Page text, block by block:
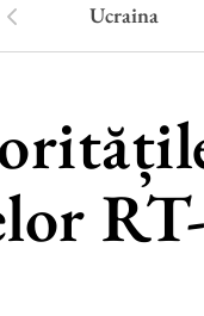
Ucraina